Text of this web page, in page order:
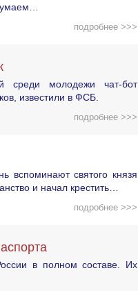
подробнее >>>
среди молодежи чат-бот
известили в ФСБ.
подробнее >>>
вспоминают святого князя
и начал крестить…
подробнее >>>
в полном составе. Их